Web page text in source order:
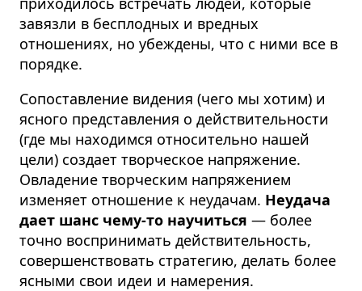
завязли в бесплодных и вредных
отношениях, но убеждены, что с ними все в
порядке.
Сопоставление видения (чего мы хотим) и
ясного представления о действительности
(где мы находимся относительно нашей
цели) создает творческое напряжение.
Овладение творческим напряжением
изменяет отношение к неудачам. Неудача
дает шанс чему-то научиться — более
точно воспринимать действительность,
совершенствовать стратегию, делать более
ясными свои идеи и намерения.